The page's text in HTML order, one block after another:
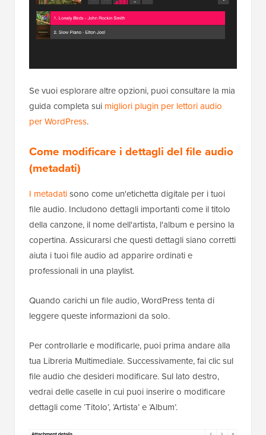
Se vuoi esplorare altre opzioni, puoi consultare la mia
guida completa sui migliori plugin per lettori audio
per WordPress.
Come modificare i dettagli del file audio
(metadati)
I metadatisono come un'etichetta digitale per i tuoi
file audio. Includono dettagli importanti come il titolo
della canzone, il nome dell'artista, l'album e persino la
copertina. Assicurarsi che questi dettagli siano corretti
aiuta i tuoi file audio ad apparire ordinati e
professionali in una playlist.
Quando carichi un file audio, WordPress tenta di
leggere queste informazioni da solo.
Per controllarle e modificarle, puoi prima andare alla
tua Libreria Multimediale. Successivamente, fai clic sul
file audio che desideri modificare. Sul lato destro,
vedrai delle caselle in cui puoi inserire o modificare
dettagli come ‘Titolo’, ‘Artista’ e ‘Album’.